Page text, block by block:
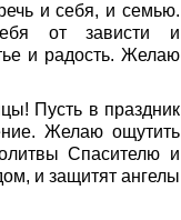
и себя, и семью.
от зависти и
и радость. Желаю
Пусть в праздник
Желаю ощутить
Спасителю и
и защитят ангелы